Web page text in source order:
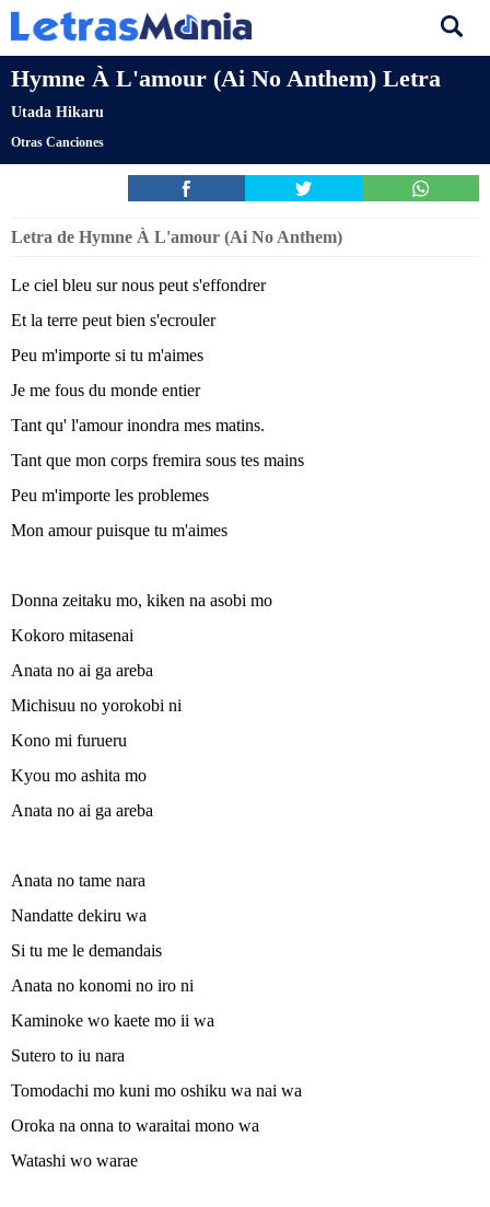
Hymne À L'amour (Ai No Anthem) Letra
Utada Hikaru
Otras Canciones
Letra de Hymne À L'amour (Ai No Anthem)
Le ciel bleu sur nous peut s'effondrer
Et la terre peut bien s'ecrouler
Peu m'importe si tu m'aimes
Je me fous du monde entier
Tant qu' l'amour inondra mes matins.
Tant que mon corps fremira sous tes mains
Peu m'importe les problemes
Mon amour puisque tu m'aimes
Donna zeitaku mo, kiken na asobi mo
Kokoro mitasenai
Anata no ai ga areba
Michisuu no yorokobi ni
Kono mi furueru
Kyou mo ashita mo
Anata no ai ga areba
Anata no tame nara
Nandatte dekiru wa
Si tu me le demandais
Anata no konomi no iro ni
Kaminoke wo kaete mo ii wa
Sutero to iu nara
Tomodachi mo kuni mo oshiku wa nai wa
Oroka na onna to waraitai mono wa
Watashi wo warae